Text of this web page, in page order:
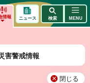
情報
害警戒情報
閉じる
ニュース 検索 MENU